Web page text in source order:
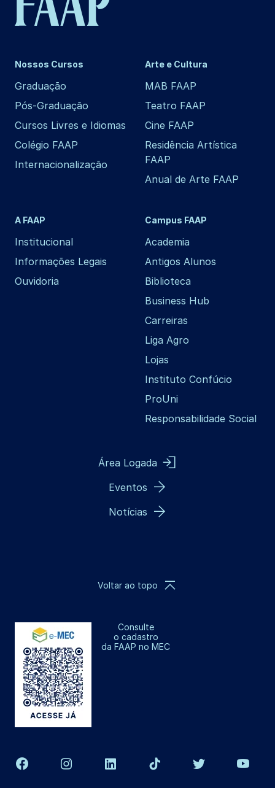
Nossos Cursos
Graduação
Pós-Graduação
Cursos Livres e Idiomas
Colégio FAAP
Internacionalização
Arte e Cultura
MAB FAAP
Teatro FAAP
Cine FAAP
Residência Artística
FAAP
Anual de Arte FAAP
A FAAP
Institucional
Informações Legais
Ouvidoria
Campus FAAP
Academia
Antigos Alunos
Biblioteca
Business Hub
Carreiras
Liga Agro
Lojas
Instituto Confúcio
ProUni
Responsabilidade Social
Área Logada
Eventos
Notícias
Consulte
o cadastro
da FAAP no MEC
Voltar ao topo